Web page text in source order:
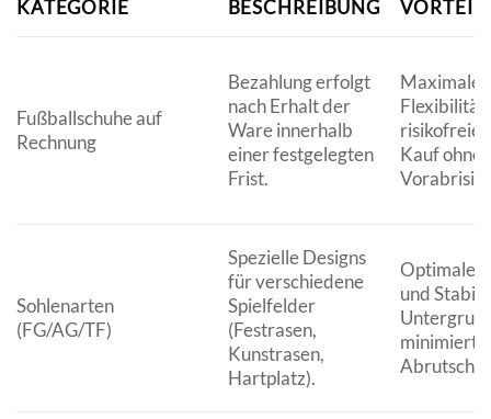
KATEGORIE BESCHREIBUNG
Fußballschuhe auf
Rechnung
Bezahlung erfolgt
nach Erhalt der
Ware innerhalb
einer festgelegten
Frist.
Maximale
Flexibilität,
risikofreier
Kauf ohne
Sohlenarten
(FG/AG/TF)
Spezielle Designs
für verschiedene
Spielfelder
(Festrasen,
Kunstrasen,
Hartplatz).
Optimale
und